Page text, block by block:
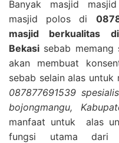
Banyak masjid
masjid polos di
masjid berkualitas
Bekasi sebab
akan membuat
sebab selain alas
087877691539
bojongmangu,
manfaat untuk alas
fungsi utama